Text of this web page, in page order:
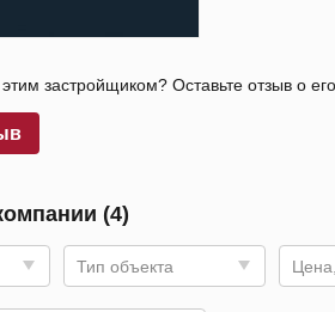
застройщиком? Оставьте отзыв о
(4)
Тип объекта